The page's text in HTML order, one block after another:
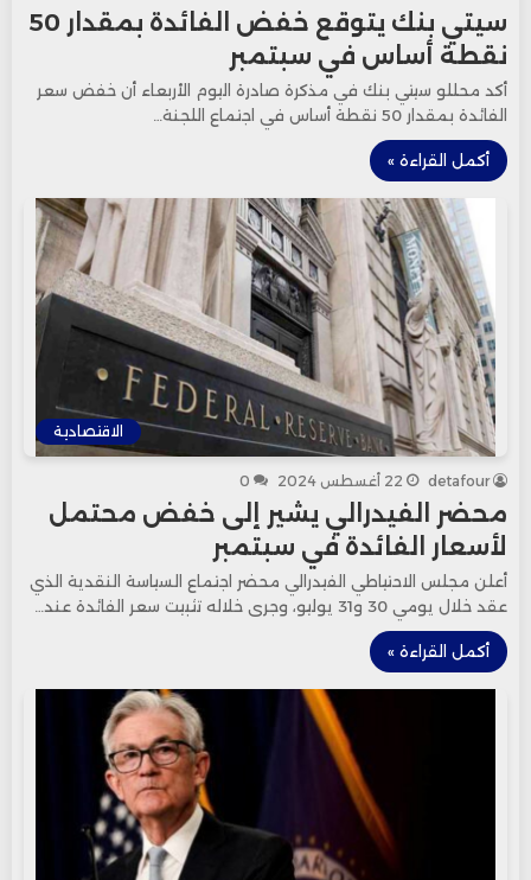
سيتي بنك يتوقع خفض الفائدة بمقدار 50
نقطة أساس في سبتمبر
أكد محللو سيتي بنك في مذكرة صادرة اليوم الأربعاء أن خفض سعر
الفائدة بمقدار 50 نقطة أساس في اجتماع اللجنة…
أكمل القراءة »
الاقتصادية
detafour 22 أغسطس 2024 0
محضر الفيدرالي يشير إلى خفض محتمل
لأسعار الفائدة في سبتمبر
أعلن مجلس الاحتياطي الفيدرالي محضر اجتماع السياسة النقدية الذي
عقد خلال يومي 30 و31 يوليو، وجرى خلاله تثبيت سعر الفائدة عند…
أكمل القراءة »